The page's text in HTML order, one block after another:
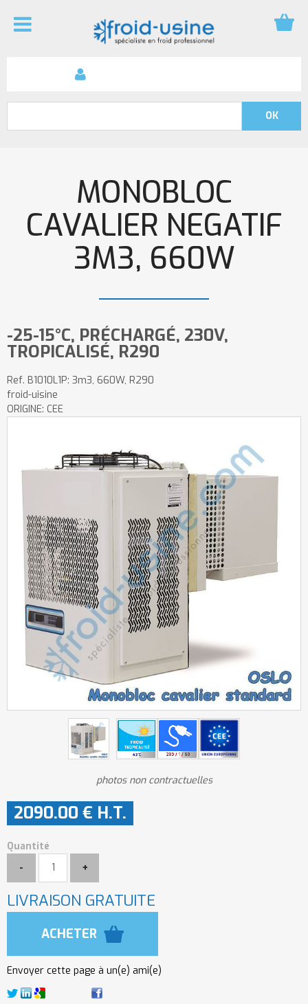
MONOBLOC
CAVALIER NEGATIF
3M3, 660W
-25-15°C, PRÉCHARGÉ, 230V,
TROPICALISÉ, R290
Ref. B1010L1P: 3m3, 660W, R290
froid-uisine
ORIGINE: CEE
photos non contractuelles
2090.00 € H.T.
Quantité
LIVRAISON GRATUITE
Envoyer cette page à un(e) ami(e)